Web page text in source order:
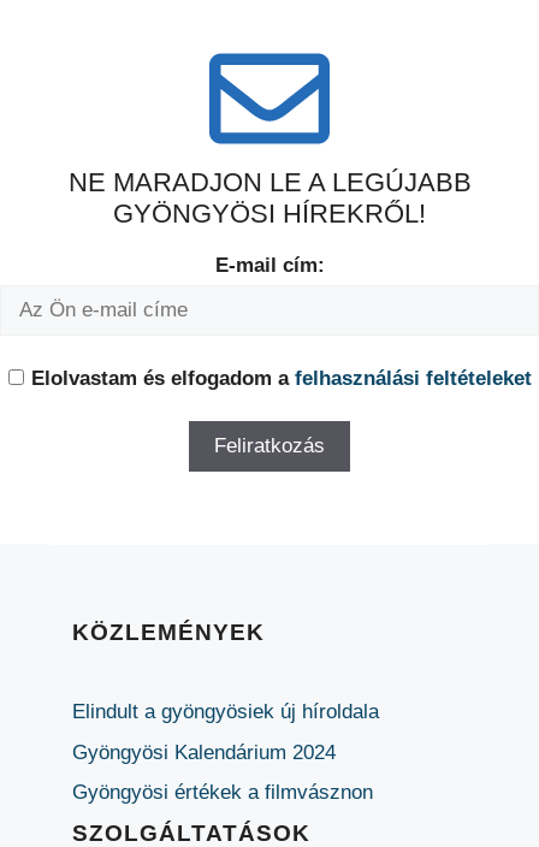
NE MARADJON LE A LEGÚJABB
GYÖNGYÖSI HÍREKRŐL!
E-mail cím:
Elolvastam és elfogadom a felhasználási feltételeket
KÖZLEMÉNYEK
Elindult a gyöngyösiek új híroldala
Gyöngyösi Kalendárium 2024
Gyöngyösi értékek a filmvásznon
SZOLGÁLTATÁSOK